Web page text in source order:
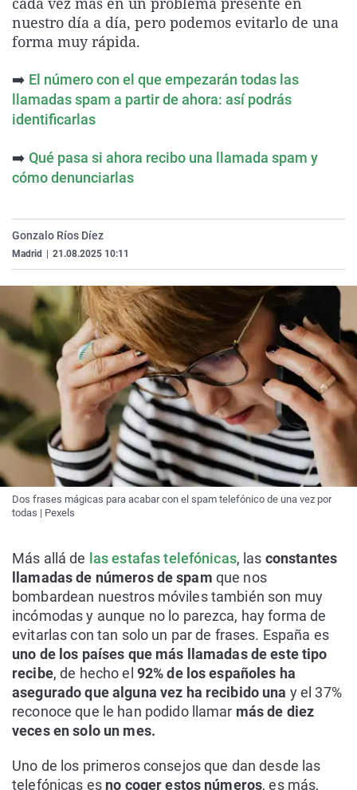
La rosa de los vientos
Caso
Operación Viuda
Extremadura
Navarra
Virales
nuestro día a día, pero podemos evitarlo de una
forma muy rápida.
➡️ El número con el que empezarán todas las
llamadas spam a partir de ahora: así podrás
identificarlas
➡️ Qué pasa si ahora recibo una llamada spam y
cómo denunciarlas
Gonzalo Ríos Díez
Madrid 21.08.2025 10:11
Dos frases mágicas para acabar con el spam telefónico de una vez por
todas | Pexels
Más allá de las estafas telefónicas, las constantes
llamadas de números de spam que nos
bombardean nuestros móviles también son muy
incómodas y aunque no lo parezca, hay forma de
evitarlas con tan solo un par de frases. España es
uno de los países que más llamadas de este tipo
recibe, de hecho el 92% de los españoles ha
asegurado que alguna vez ha recibido una y el 37%
reconoce que le han podido llamar más de diez
veces en solo un mes.
Uno de los primeros consejos que dan desde las
telefónicas esno coger estos números, es más,